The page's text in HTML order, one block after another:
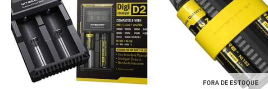
FORA DE ESTOQUE